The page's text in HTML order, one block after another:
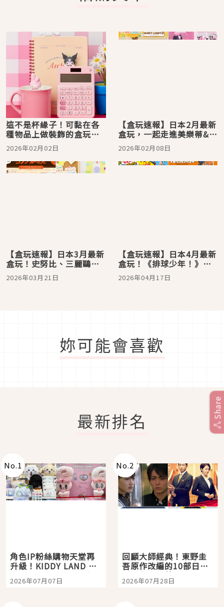
這不是杯緣子！可黏在各
種物品上做裝飾的盒玩公
仔「HIPPERS」
2026年02月02日
【盒玩速報】日本2月最新
盒玩，一起走進美樂蒂&酷
洛米的夢幻化妝間
2026年02月08日
【盒玩速報】日本3月最新
盒玩！史努比、三麗鷗、
寶可夢，還可以把整間客
美多咖啡搬回家
2026年03月21日
【盒玩速報】日本4月最新
盒玩！《排球少年！》粉
絲絕對不能錯過的球員＆
校隊壓克力立牌
2026年04月17日
妳可能會喜歡
最新排名
No.1
角色IP粉絲購物天堂再
升級！KIDDY LAND 原
宿店吉伊卡哇迎客，新
開幕 OMOKADO 店3分
2026年07月07日
No.2
回顧大師經典！東野圭
吾原作改編的10部日本
影視作品推薦
2026年07月28日
Share